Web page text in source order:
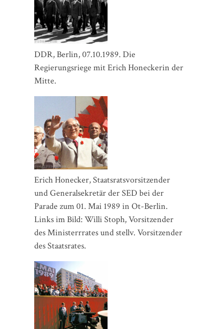
DDR, Berlin, 07.10.1989. Die
Regierungsriege mit Erich Honeckerin der
Mitte.
Erich Honecker, Staatsratsvorsitzender
und Generalsekretär der SED bei der
Parade zum 01. Mai 1989 in Ot-Berlin.
Links im Bild: Willi Stoph, Vorsitzender
des Ministerrrates und stellv. Vorsitzender
des Staatsrates.